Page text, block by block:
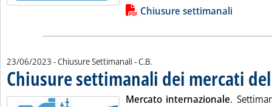
Lista allegati PDF alla notiziaChiusure settimanali
23/06/2023 - Chiusure Settimanali -di:
C.B.
Chiusure settimanali dei mercati
Mercato internazionale.